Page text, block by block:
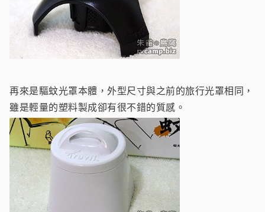
再來是驅蚊光罩本體，外型尺寸與之前的旅行光罩相同，
雖是輕量的塑料製成卻有很不錯的質感。